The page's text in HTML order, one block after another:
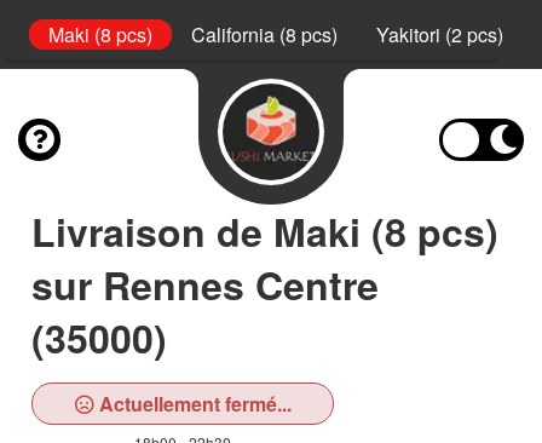
Maki (8 pcs) California (8 pcs) Yakitori (2 pcs)
Livraison de Maki (8 pcs)
sur Rennes Centre
(35000)
Actuellement fermé...